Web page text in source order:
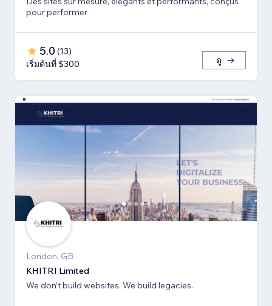
pour performer
5.0 (13)
เริ่มต้นที่ $300
ดู
London, GB
KHITRI Limited
We don’t build websites. We build legacies.